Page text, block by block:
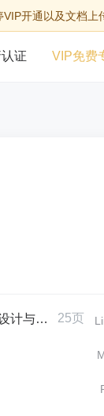
VIP开通以及文档上
证 VIP免费
律服务 25页